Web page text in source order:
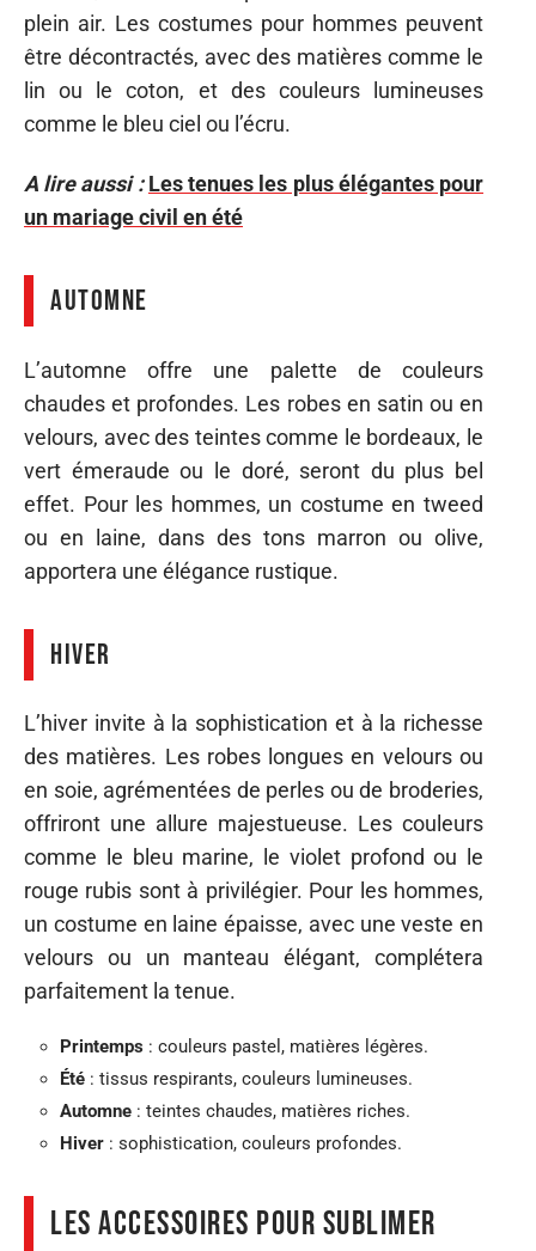
plein air. Les costumes pour hommes peuvent
être décontractés, avec des matières comme le
lin ou le coton, et des couleurs lumineuses
comme le bleu ciel ou l’écru.
A lire aussi : Les tenues les plus élégantes pour
un mariage civil en été
Automne
L’automne offre une palette de couleurs
chaudes et profondes. Les robes en satin ou en
velours, avec des teintes comme le bordeaux, le
vert émeraude ou le doré, seront du plus bel
effet. Pour les hommes, un costume en tweed
ou en laine, dans des tons marron ou olive,
apportera une élégance rustique.
Hiver
L’hiver invite à la sophistication et à la richesse
des matières. Les robes longues en velours ou
en soie, agrémentées de perles ou de broderies,
offriront une allure majestueuse. Les couleurs
comme le bleu marine, le violet profond ou le
rouge rubis sont à privilégier. Pour les hommes,
un costume en laine épaisse, avec une veste en
velours ou un manteau élégant, complétera
parfaitement la tenue.
Printemps : couleurs pastel, matières légères.
Été : tissus respirants, couleurs lumineuses.
Automne : teintes chaudes, matières riches.
Hiver : sophistication, couleurs profondes.
Les accessoires pour sublimer